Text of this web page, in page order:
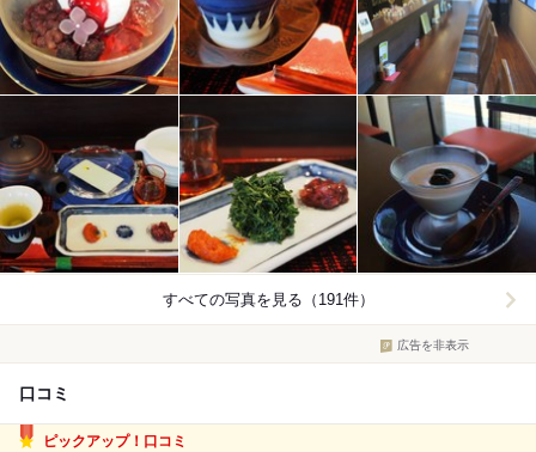
すべての写真を見る（191件）
広告を非表示
口コミ
ピックアップ！口コミ